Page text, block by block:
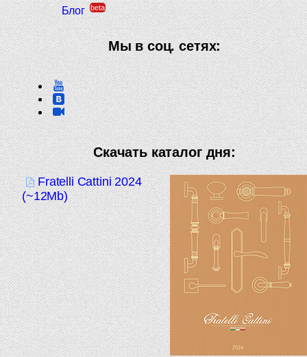
Блог beta
Мы в соц. сетях:
Скачать каталог дня:
Fratelli Cattini 2024
(~12Mb)